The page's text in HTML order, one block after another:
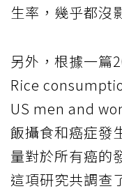
生率，幾乎都沒
另外，根據一篇
Rice
US men and
飯攝食和癌症發
量對於所有癌的
這項研究共調查